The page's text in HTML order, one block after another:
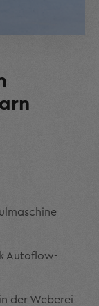
Autoflow-
der Weberei